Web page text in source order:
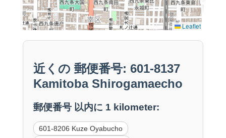
Leaflet
近くの 郵便番号: 601-8137
Kamitoba Shirogamaecho
郵便番号 以内に 1 kilometer:
601-8206 Kuze Oyabucho